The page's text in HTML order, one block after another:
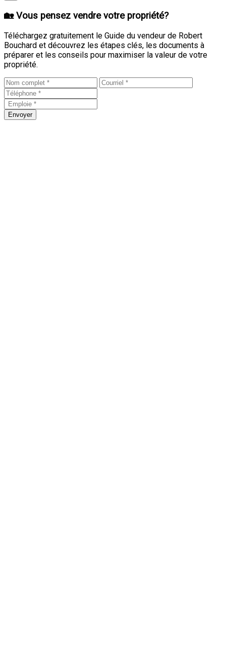
🏡 Vous pensez vendre votre propriété?
Téléchargez gratuitement le Guide du vendeur de Robert
Bouchard et découvrez les étapes clés, les documents à
préparer et les conseils pour maximiser la valeur de votre
propriété.
Envoyer